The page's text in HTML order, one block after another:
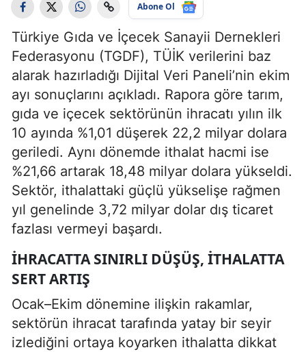
Abone Ol
Türkiye Gıda ve İçecek Sanayii Dernekleri
Federasyonu (TGDF), TÜİK verilerini baz
alarak hazırladığı Dijital Veri Paneli’nin ekim
ayı sonuçlarını açıkladı. Rapora göre tarım,
gıda ve içecek sektörünün ihracatı yılın ilk
10 ayında %1,01 düşerek 22,2 milyar dolara
geriledi. Aynı dönemde ithalat hacmi ise
%21,66 artarak 18,48 milyar dolara yükseldi.
Sektör, ithalattaki güçlü yükselişe rağmen
yıl genelinde 3,72 milyar dolar dış ticaret
fazlası vermeyi başardı.
İHRACATTA SINIRLI DÜŞÜŞ, İTHALATTA
SERT ARTIŞ
Ocak–Ekim dönemine ilişkin rakamlar,
sektörün ihracat tarafında yatay bir seyir
izlediğini ortaya koyarken ithalatta dikkat